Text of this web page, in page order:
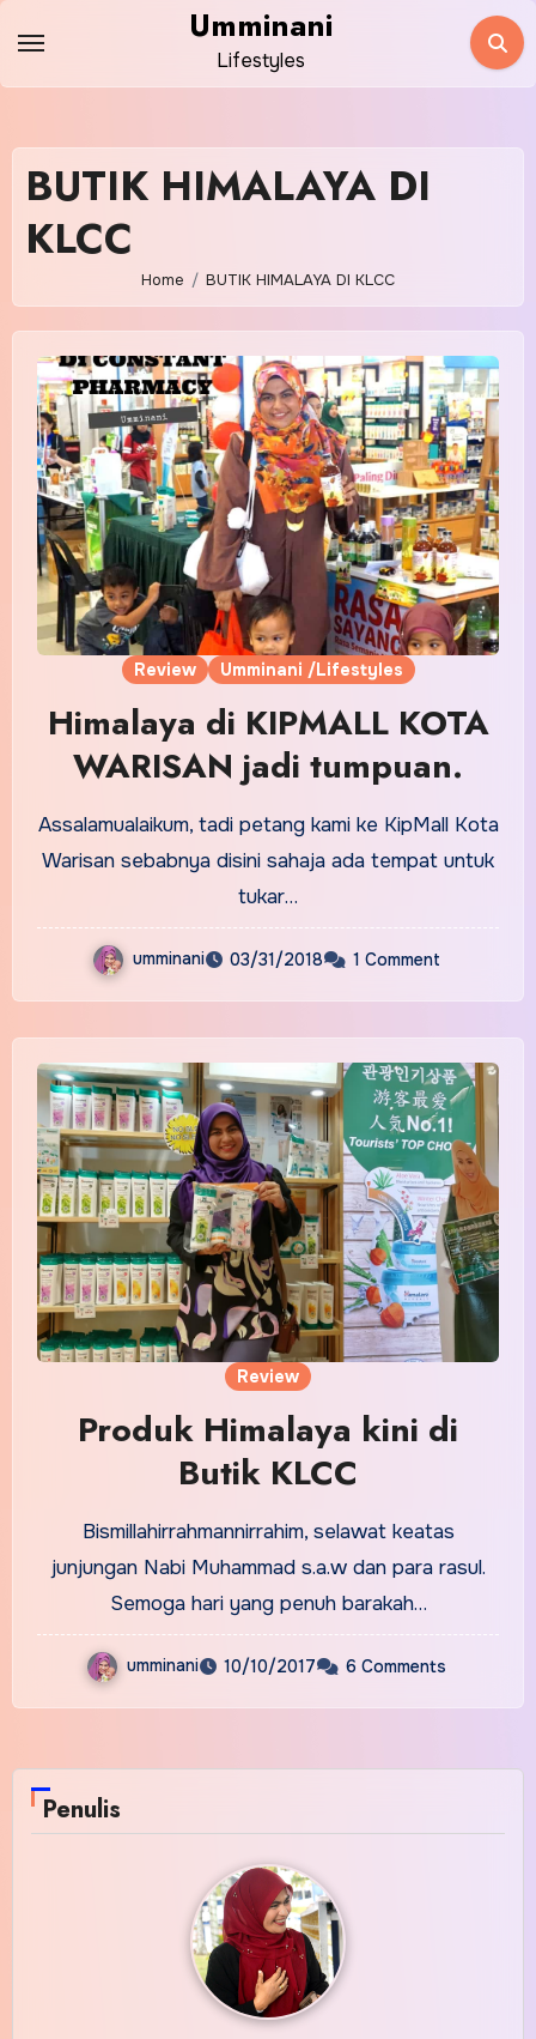
content
Umminani
Lifestyles
BUTIK HIMALAYA DI
KLCC
Home BUTIK HIMALAYA DI KLCC
Review Umminani /Lifestyles
Himalaya di KIPMALL KOTA
WARISAN jadi tumpuan.
Assalamualaikum, tadi petang kami ke KipMall Kota
Warisan sebabnya disini sahaja ada tempat untuk
tukar…
umminani 03/31/2018 1 Comment
Review
Produk Himalaya kini di
Butik KLCC
Bismillahirrahmannirrahim, selawat keatas
junjungan Nabi Muhammad s.a.w dan para rasul.
Semoga hari yang penuh barakah…
umminani 10/10/2017 6 Comments
Penulis